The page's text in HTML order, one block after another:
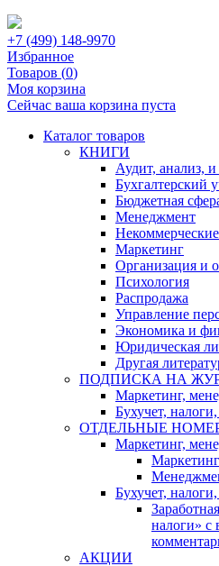
+7 (499) 148-9970
Избранное
Товаров (0)
Моя корзина
Сейчас ваша корзина пуста
Каталог товаров
КНИГИ
Аудит, анализ,
Бухгалтерский
Бюджетная
Менеджмент
Маркетинг
Организация и
Психология
Распродажа
Управление
Экономика и
Юридическая
Другая
ПОДПИСКА НА
Маркетинг,
Бухучет, налоги,
ОТДЕЛЬНЫЕ
Маркетинг,
Бухучет, налоги,
налоги» с
АКЦИИ